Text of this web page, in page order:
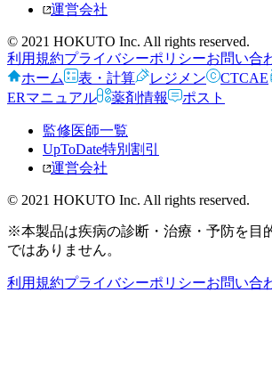
運営会社
© 2021 HOKUTO Inc. All rights reserved.
利用規約プライバシーポリシーお問い合
ホーム
表・計算 レジメン CTCAE
ERマニュアル
薬剤情報 ポスト
監修医師一覧
UpToDate特別割引
運営会社
© 2021 HOKUTO Inc. All rights reserved.
※本製品は疾病の診断・治療・予防を目
ではありません。
利用規約プライバシーポリシーお問い合